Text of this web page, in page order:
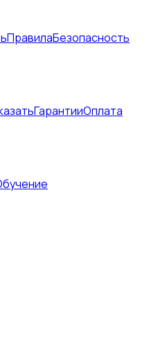
ПравилаБезопасность
ГарантииОплата